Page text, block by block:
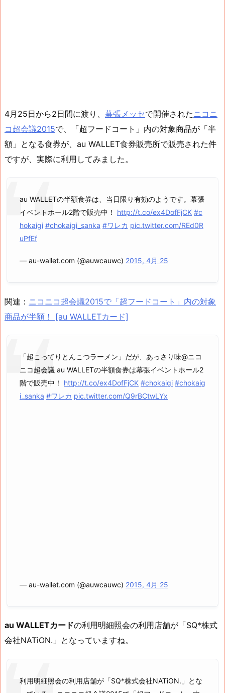
4月25日から2日間に渡り、 幕張メッセで開催されたニコニ
コ超会議2015で、「超フードコート」内の対象商品が「半
額」となる食券が、au WALLET食券販売所で販売された件
ですが、実際に利用してみました。
au WALLETの半額食券は、当日限り有効のようです。幕張
イベントホール2階で販売中！ http://t.co/ex4DofFjCK #c
hokaigi #chokaigi_sanka #ワレカ pic.twitter.com/REd0R
uPfEf
— au-wallet.com (@auwcauwc) 2015, 4月 25
関連： ニコニコ超会議2015で「超フードコート」内の対象
商品が半額！ [au WALLETカード]
「超こってりとんこつラーメン」だが、あっさり味@ニコ
ニコ超会議 au WALLETの半額食券は幕張イベントホール2
階で販売中！ http://t.co/ex4DofFjCK #chokaigi #chokaig
i_sanka #ワレカ pic.twitter.com/Q9rBCtwLYx
— au-wallet.com (@auwcauwc) 2015, 4月 25
au WALLETカードの利用明細照会の利用店舗が「SQ*株式
会社NATiON.」となっていますね。
利用明細照会の利用店舗が「SQ*株式会社NATiON.」とな